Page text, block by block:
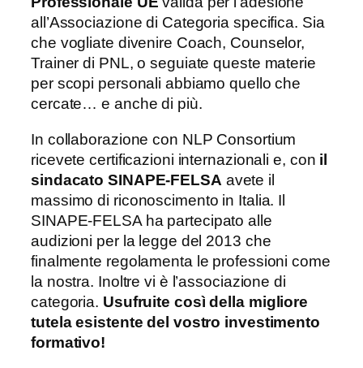
all’Associazione di Categoria specifica. Sia
che vogliate divenire Coach, Counselor,
Trainer di PNL, o seguiate queste materie
per scopi personali abbiamo quello che
cercate… e anche di più.
In collaborazione con NLP Consortium
ricevete certificazioni internazionali e, con il
sindacato SINAPE-FELSA avete il
massimo di riconoscimento in Italia. Il
SINAPE-FELSA ha partecipato alle
audizioni per la legge del 2013 che
finalmente regolamenta le professioni come
la nostra. Inoltre vi è l’associazione di
categoria. Usufruite così della migliore
tutela esistente del vostro investimento
formativo!